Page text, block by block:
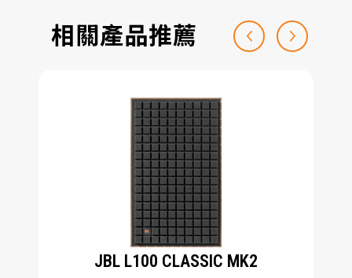
相關產品推薦
JBL L100 CLASSIC MK2